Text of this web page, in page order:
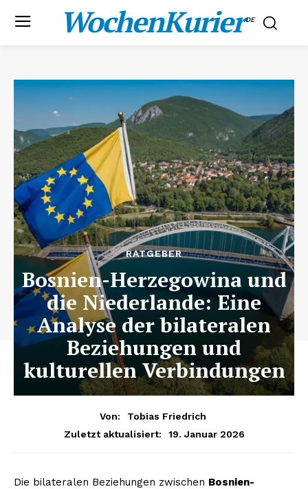
WochenKurier.DE
RATGEBER
Bosnien-Herzegowina und
die Niederlande: Eine
Analyse der bilateralen
Beziehungen und
kulturellen Verbindungen
Von:
Tobias Friedrich
Zuletzt aktualisiert:
19. Januar 2026
Die bilateralen Beziehungen zwischen Bosnien-